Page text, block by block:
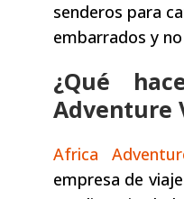
senderos para
embarrados y
¿Qué
Adventure
Africa
empresa de